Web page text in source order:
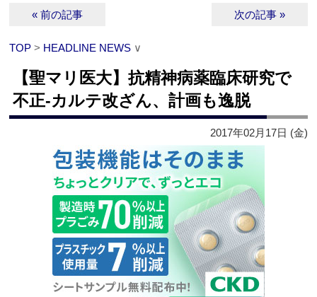
« 前の記事 次の記事 »
TOP > HEADLINE NEWS ∨
【聖マリ医大】抗精神病薬臨床研究で
不正‐カルテ改ざん、計画も逸脱
2017年02月17日 (金)